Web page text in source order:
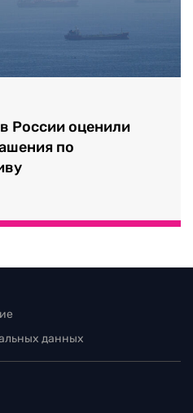
России оценили
по
данных